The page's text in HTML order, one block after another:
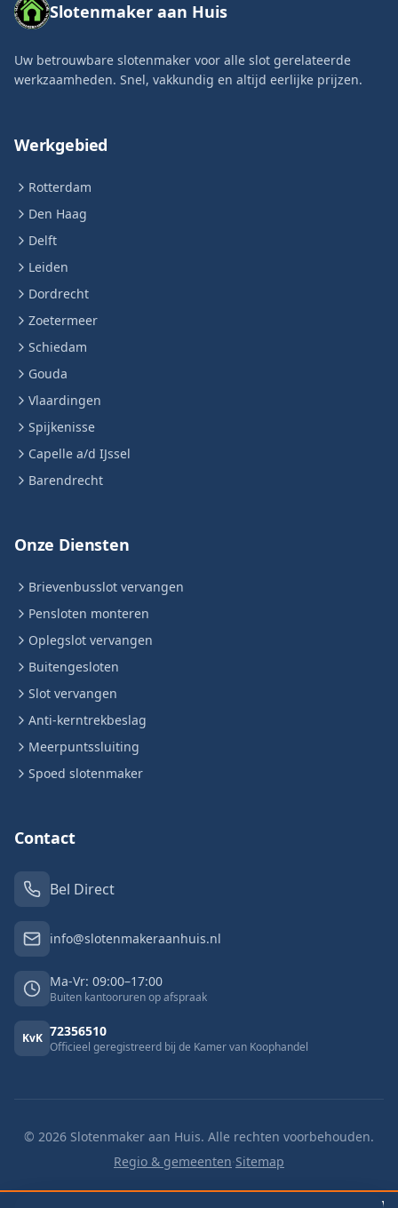
Slotenmaker aan Huis
Uw betrouwbare slotenmaker voor alle slot gerelateerde
werkzaamheden. Snel, vakkundig en altijd eerlijke prijzen.
Werkgebied
Rotterdam
Den Haag
Delft
Leiden
Dordrecht
Zoetermeer
Schiedam
Gouda
Vlaardingen
Spijkenisse
Capelle a/d IJssel
Barendrecht
Onze Diensten
Brievenbusslot vervangen
Pensloten monteren
Oplegslot vervangen
Buitengesloten
Slot vervangen
Anti-kerntrekbeslag
Meerpuntssluiting
Spoed slotenmaker
Contact
Bel Direct
info@slotenmakeraanhuis.nl
Ma-Vr: 09:00–17:00
Buiten kantooruren op afspraak
KvK 72356510
Officieel geregistreerd bij de Kamer van Koophandel
© 2026 Slotenmaker aan Huis. Alle rechten voorbehouden.
Regio & gemeenten·Sitemap